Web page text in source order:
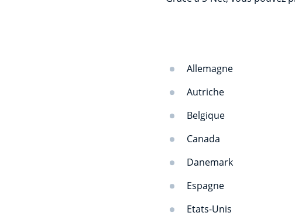
Allemagne
Autriche
Belgique
Canada
Danemark
Espagne
Etats-Unis